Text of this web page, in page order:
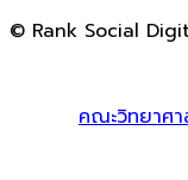
© Rank Social
คณะวิทยาศา